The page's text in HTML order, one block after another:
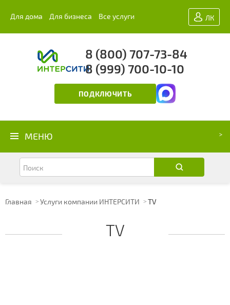
ЛК
Для дома Для бизнеса Все услуги
8 (800) 707-73-84
8 (999) 700-10-10
ПОДКЛЮЧИТЬ
МЕНЮ
Главная Услуги компании ИНТЕРСИТИ TV
TV